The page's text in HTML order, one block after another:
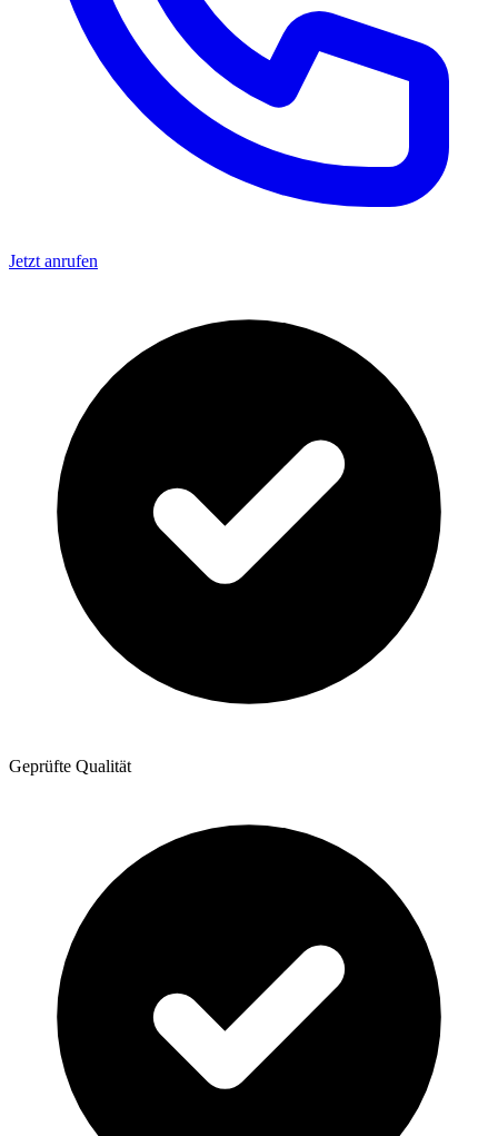
Jetzt anrufen
Geprüfte Qualität